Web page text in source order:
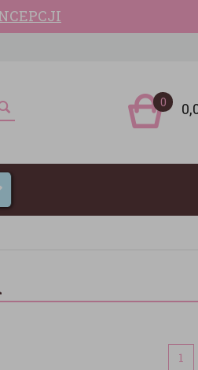
0
1